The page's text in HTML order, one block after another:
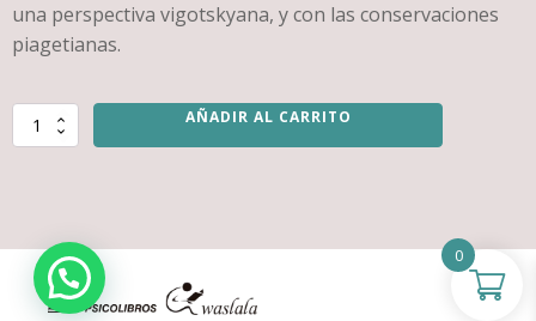
una perspectiva vigotskyana, y con las conservaciones
piagetianas.
Avances
de
educativas.
Dimensiones
psicológicas
AÑADIR AL CARRITO
0